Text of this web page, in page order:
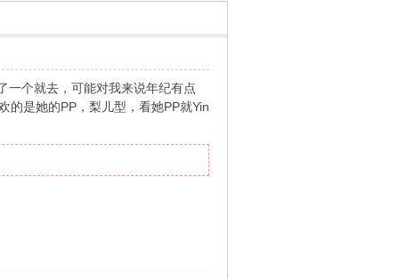
一个就去，可能对我来说年纪有点
的是她的РР，梨儿型，看她РР就Yin